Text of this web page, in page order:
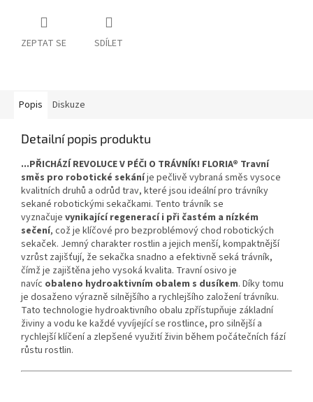
ZEPTAT SE SDÍLET
Popis Diskuze
Detailní popis produktu
...PŘICHÁZÍ REVOLUCE V PÉČI O TRÁVNÍK! FLORIA® Travní
směs pro robotické sekáníje pečlivě vybraná směs vysoce
kvalitních druhů a odrůd trav, které jsou ideální pro trávníky
sekané robotickými sekačkami. Tento trávník se
vyznačuje vynikající regenerací i při častém a nízkém
sečení, což je klíčové pro bezproblémový chod robotických
sekaček. Jemný charakter rostlin a jejich menší, kompaktnější
vzrůst zajišťují, že sekačka snadno a efektivně seká trávník,
čímž je zajištěna jeho vysoká kvalita. Travní osivo je
navíc obaleno hydroaktivním obalem s dusíkem. Díky tomu
je dosaženo výrazně silnějšího a rychlejšího založení trávníku.
Tato technologie hydroaktivního obalu zpřístupňuje základní
živiny a vodu ke každé vyvíjející se rostlince, pro silnější a
rychlejší klíčení a zlepšené využití živin během počátečních fází
růstu rostlin.